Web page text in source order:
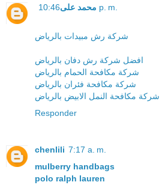
محمد على 10:46 p. m.
شركة رش مبيدات بالرياض
افضل شركة رش دفان بالرياض
شركة مكافحة الحمام بالرياض
شركة مكافحة فئران بالرياض
شركة مكافحة النمل الابيض بالرياض
Responder
chenlili 7:17 a. m.
mulberry handbags
polo ralph lauren